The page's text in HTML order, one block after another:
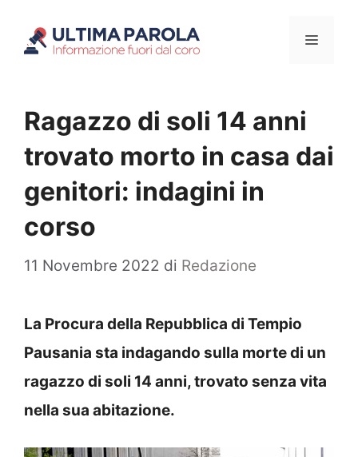
Menu
Ragazzo di soli 14 anni
trovato morto in casa dai
genitori: indagini in
corso
11 Novembre 2022 di Redazione
La Procura della Repubblica di Tempio
Pausania sta indagando sulla morte di un
ragazzo di soli 14 anni, trovato senza vita
nella sua abitazione.